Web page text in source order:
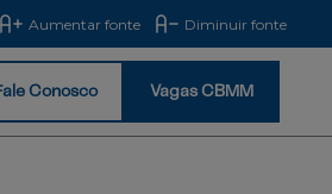
Aumentar fonte Diminuir fonte
Conosco Vagas CBMM